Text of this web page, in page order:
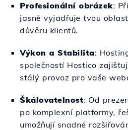
Profesionální obrázek:
jasně vyjadřuje tvou
důvěru klientů.
Výkon a Stabilita:
společností Hostico
stálý provoz pro vaše
Škálovatelnost: Od
po komplexní platformy,
umožňují snadné